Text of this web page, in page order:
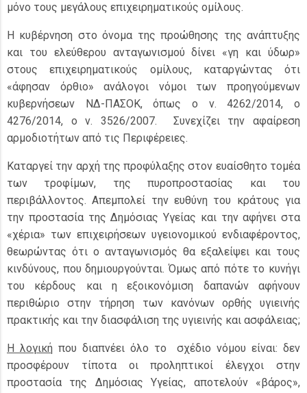
μόνο τους μεγάλους επιχειρηματικούς ομίλους.
Η κυβέρνηση στο όνομα της προώθησης της ανάπτυξης
και του ελεύθερου ανταγωνισμού δίνει «γη και ύδωρ»
στους επιχειρηματικούς ομίλους, καταργώντας ότι
«άφησαν όρθιο» ανάλογοι νόμοι των προηγούμενων
κυβερνήσεων ΝΔ-ΠΑΣΟΚ, όπως ο ν. 4262/2014, ο
4276/2014, ο ν. 3526/2007. Συνεχίζει την αφαίρεση
αρμοδιοτήτων από τις Περιφέρειες.
Καταργεί την αρχή της προφύλαξης στον ευαίσθητο τομέα
των τροφίμων, της πυροπροστασίας και του
περιβάλλοντος. Απεμπολεί την ευθύνη του κράτους για
την προστασία της Δημόσιας Υγείας και την αφήνει στα
«χέρια» των επιχειρήσεων υγειονομικού ενδιαφέροντος,
θεωρώντας ότι ο ανταγωνισμός θα εξαλείψει και τους
κινδύνους, που δημιουργούνται. Όμως από πότε το κυνήγι
του κέρδους και η εξοικονόμιση δαπανών αφήνουν
περιθώριο στην τήρηση των κανόνων ορθής υγιεινής
πρακτικής και την διασφάλιση της υγιεινής και ασφάλειας;
Η λογική που διαπνέει όλο το σχέδιο νόμου είναι: δεν
προσφέρουν τίποτα οι προληπτικοί έλεγχοι στην
προστασία της Δημόσιας Υγείας, αποτελούν «βάρος»,